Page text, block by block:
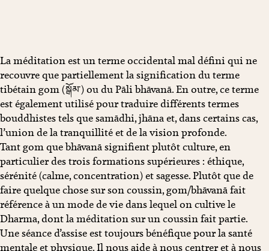
La méditation est un terme occidental mal défini qui ne
recouvre que partiellement la signification du terme
tibétain gom (སྒོམ་) ou du Pāli bhāvanā. En outre, ce terme
est également utilisé pour traduire différents termes
bouddhistes tels que samādhi, jhāna et, dans certains cas,
l’union de la tranquillité et de la vision profonde.
Tant gom que bhāvanā signifient plutôt culture, en
particulier des trois formations supérieures : éthique,
sérénité (calme, concentration) et sagesse. Plutôt que de
faire quelque chose sur son coussin, gom/bhāvanā fait
référence à un mode de vie dans lequel on cultive le
Dharma, dont la méditation sur un coussin fait partie.
Une séance d’assise est toujours bénéfique pour la santé
mentale et physique. Il nous aide à nous centrer et à nous